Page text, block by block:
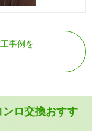
事例を
ロ交換おすす